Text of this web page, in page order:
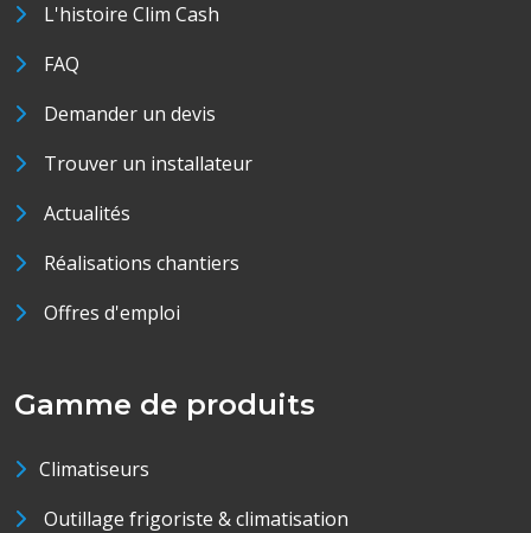
L'histoire Clim Cash
FAQ
Demander un devis
Trouver un installateur
Actualités
Réalisations chantiers
Offres d'emploi
Gamme de produits
Climatiseurs
Outillage frigoriste & climatisation